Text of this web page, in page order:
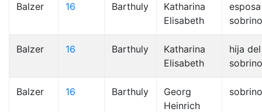
Balzer 16 Barthuly
Katharina
Elisabeth
sobrino
Balzer 16 Barthuly
Katharina
Elisabeth
hija del
Balzer 16 Barthuly
Georg
Heinrich
sobrino